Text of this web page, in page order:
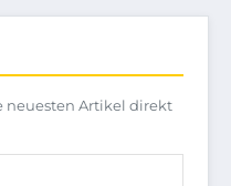
neuesten Artikel direkt